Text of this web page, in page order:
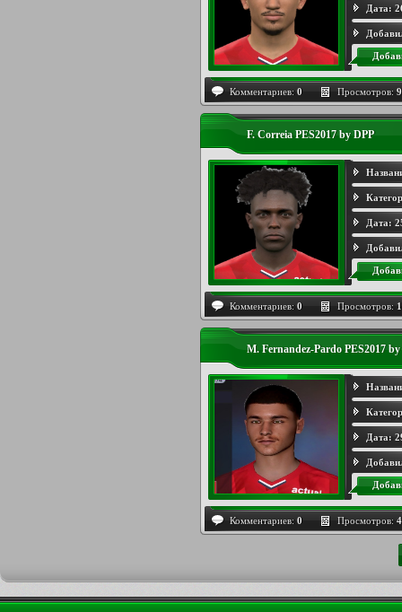
Дата:
Комментариев: 0 Просмотров:
F. Correia PES2017 by DPP
Дата:
Комментариев: 0 Просмотров:
M. Fernandez-Pardo PES2017
Дата:
Комментариев: 0 Просмотров: